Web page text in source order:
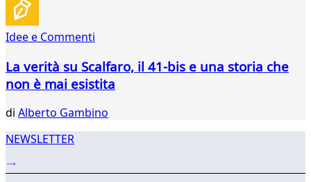
Idee e Commenti
La verità su Scalfaro, il 41-bis e una storia che
non è mai esistita
di Alberto Gambino
NEWSLETTER